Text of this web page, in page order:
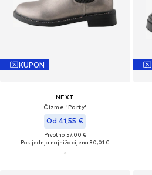
KUPON
NEXT
Čizme 'Party'
Od 41,55 €
Prvotno: 57,00 €
Posljednja najniža cijena:30,01 €